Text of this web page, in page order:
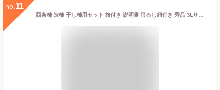
no. 11
西条柿 渋柿 干し柿用セット 枝付き 説明書 吊るし紐付き 秀品 3Lサイズ 7kg 岡山県産 島根県産